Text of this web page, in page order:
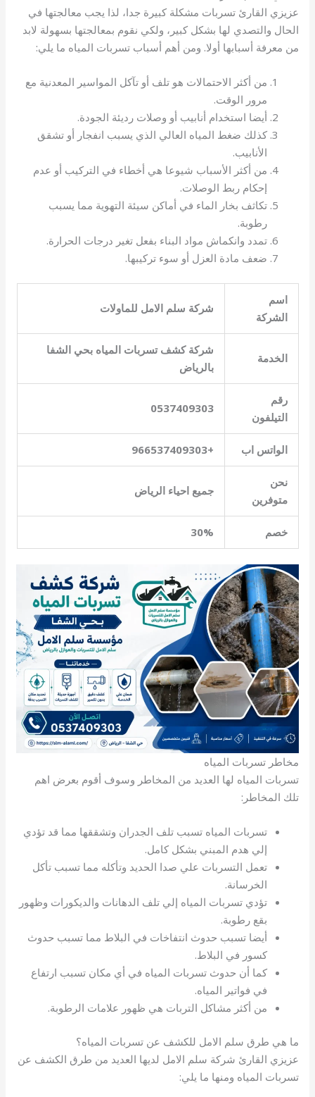
عزيزي القارئ تسربات مشكلة كبيرة جدا، لذا يجب معالجتها في
الحال والتصدي لها بشكل كبير، ولكي نقوم بمعالجتها بسهولة لابد
من معرفة أسبابها أولا. ومن أهم أسباب تسربات المياه ما يلي:
من أكثر الاحتمالات هو تلف أو تآكل المواسير المعدنية مع
مرور الوقت.
أيضا استخدام أنابيب أو وصلات رديئة الجودة.
كذلك ضغط المياه العالي الذي يسبب انفجار أو تشقق
الأنابيب.
من أكثر الأسباب شيوعا هي أخطاء في التركيب أو عدم
إحكام ربط الوصلات.
تكاثف بخار الماء في أماكن سيئة التهوية مما يسبب
رطوبة.
تمدد وانكماش مواد البناء بفعل تغير درجات الحرارة.
ضعف مادة العزل أو سوء تركيبها.
اسم
الشركة
شركة سلم الامل للماولات
الخدمة
شركة كشف تسربات المياه بحي الشفا
بالرياض
رقم
التيلفون
0537409303
الواتس اب +966537409303
نحن
متوفرين
جميع احياء الرياض
خصم 30%
مخاطر تسربات المياه
تسربات المياه لها العديد من المخاطر وسوف أقوم بعرض اهم
تلك المخاطر:
تسربات المياه تسبب تلف الجدران وتشققها مما قد تؤدي
إلي هدم المبني بشكل كامل.
تعمل التسربات علي صدا الحديد وتأكله مما تسبب تأكل
الخرسانة.
تؤدي تسربات المياه إلي تلف الدهانات والديكورات وظهور
بقع رطوبة.
أيضا تسبب حدوث انتفاخات في البلاط مما تسبب حدوث
كسور في البلاط.
كما أن حدوث تسربات المياه في أي مكان تسبب ارتفاع
في فواتير المياه.
من أكثر مشاكل التربات هي ظهور علامات الرطوبة.
ما هي طرق سلم الامل للكشف عن تسربات المياه؟
عزيزي القارئ شركة سلم الامل لديها العديد من طرق الكشف عن
تسربات المياه ومنها ما يلي: